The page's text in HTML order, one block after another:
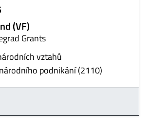
(VF)
Grants
vztahů
podnikání (2110)